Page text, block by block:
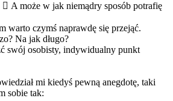
 A może w jak niemądry sposób potrafię
warto czymś naprawdę się przejąć.
Na jak długo?
swój osobisty, indywidualny punkt
mi kiedyś pewną anegdotę, taki
sobie tak: